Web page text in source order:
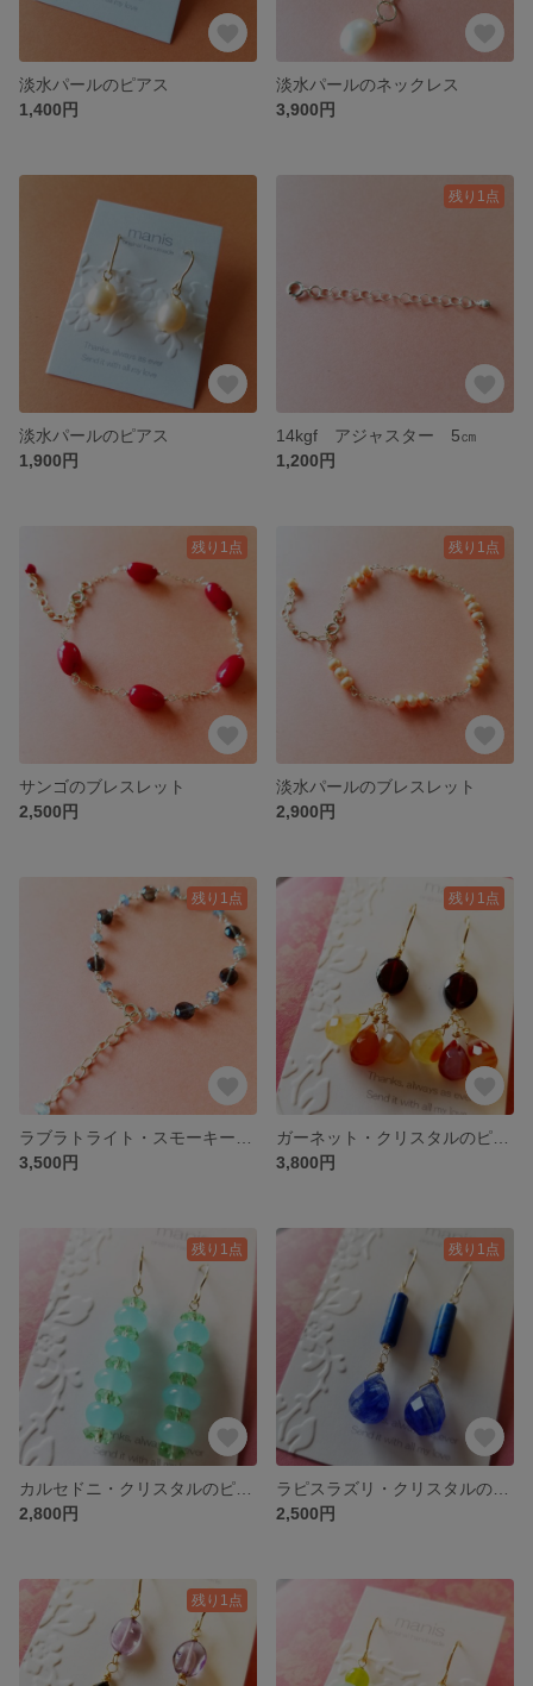
淡水パールのピアス
1,400円
淡水パールのネックレス
3,900円
淡水パールのピアス
1,900円
残り1点
14kgf アジャスター 5㎝
1,200円
残り1点
サンゴのブレスレット
2,500円
残り1点
淡水パールのブレスレット
2,900円
残り1点
3,500円
残り1点
3,800円
残り1点
2,800円
残り1点
2,500円
残り1点